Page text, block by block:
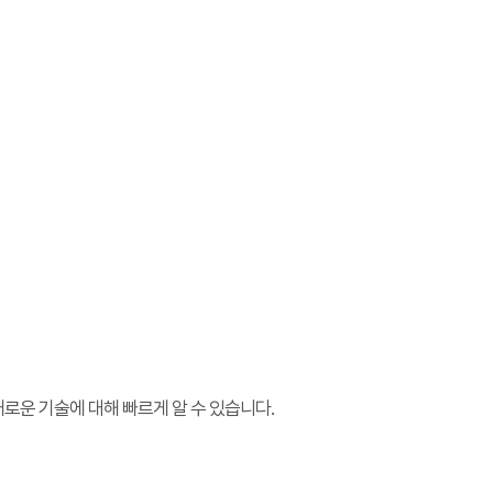
운 기술에 대해 빠르게 알 수 있습니다.